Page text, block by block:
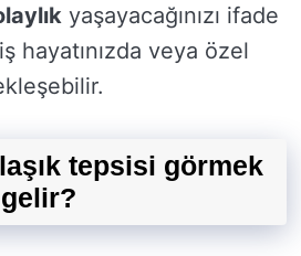
yaşayacağınızı ifade
hayatınızda veya özel
tepsisi görmek